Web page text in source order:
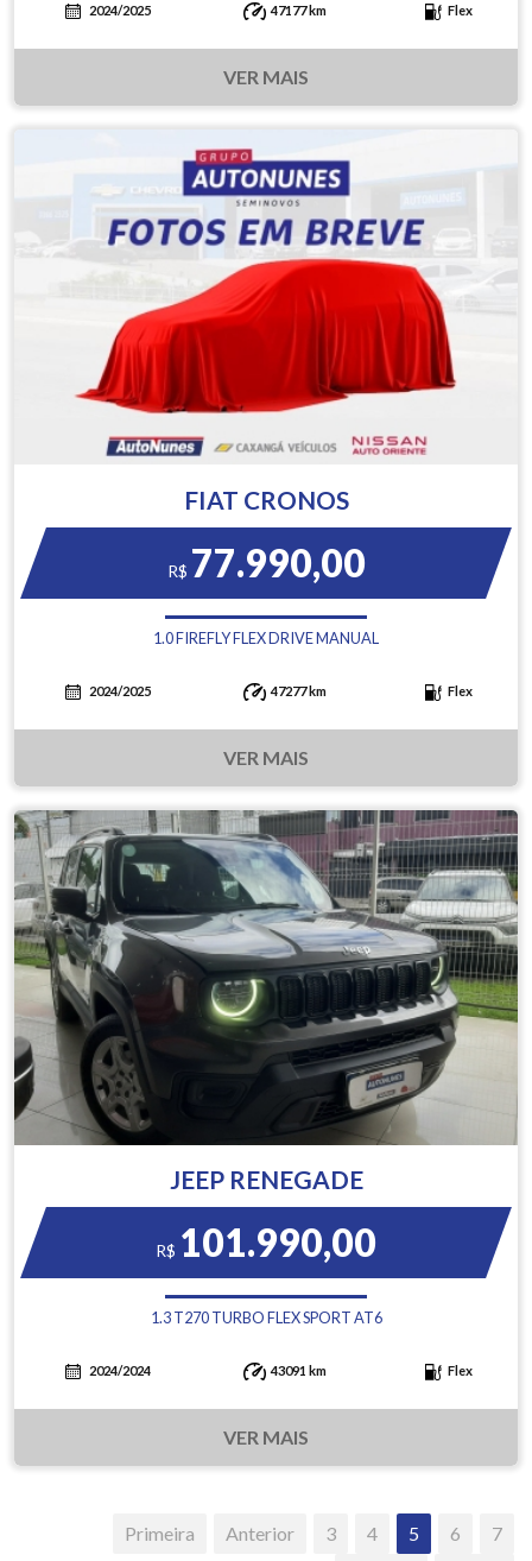
2024/2025 47177 km Flex
VER MAIS
FIAT CRONOS
R$ 77.990,00
1.0 FIREFLY FLEX DRIVE MANUAL
2024/2025 47277 km Flex
VER MAIS
JEEP RENEGADE
R$ 101.990,00
1.3 T270 TURBO FLEX SPORT AT6
2024/2024 43091 km Flex
VER MAIS
Primeira Anterior 3 4 5 6
7